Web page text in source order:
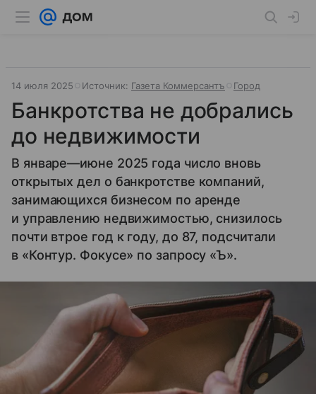
14 июля 2025 Источник: Газета Коммерсантъ Город
Банкротства не добрались
до недвижимости
В январе—июне 2025 года число вновь
открытых дел о банкротстве компаний,
занимающихся бизнесом по аренде
и управлению недвижимостью, снизилось
почти втрое год к году, до 87, подсчитали
в «Контур. Фокусе» по запросу «Ъ».